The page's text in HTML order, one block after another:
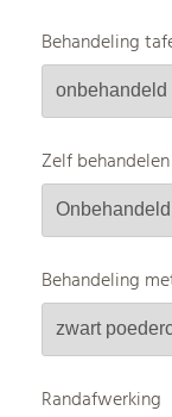
Behandeling
Zelf behandelen
Behandeling
Randafwerking